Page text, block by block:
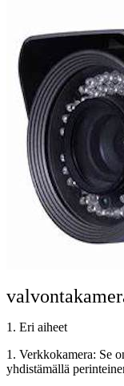
1. Eri aiheet
1. Verkkokamera: Se
yhdistämällä